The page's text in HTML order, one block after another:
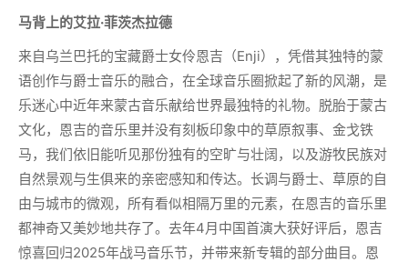
马背上的艾拉·菲茨杰拉德
来自乌兰巴托的宝藏爵士女伶恩吉（Enji），凭借其独特的蒙
语创作与爵士音乐的融合，在全球音乐圈掀起了新的风潮，是
乐迷心中近年来蒙古音乐献给世界最独特的礼物。脱胎于蒙古
文化，恩吉的音乐里并没有刻板印象中的草原叙事、金戈铁
马，我们依旧能听见那份独有的空旷与壮阔，以及游牧民族对
自然景观与生俱来的亲密感知和传达。长调与爵士、草原的自
由与城市的微观，所有看似相隔万里的元素，在恩吉的音乐里
都神奇又美妙地共存了。去年4月中国首演大获好评后，恩吉
惊喜回归2025年战马音乐节，并带来新专辑的部分曲目。恩